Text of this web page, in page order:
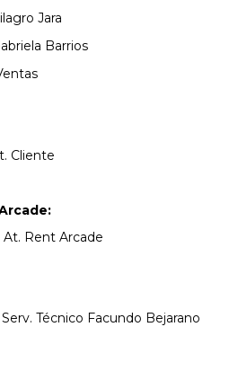
Jara
Barrios
Cliente
At. Rent Arcade
Técnico Facundo Bejarano